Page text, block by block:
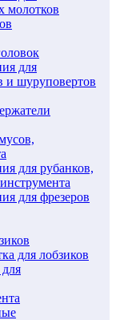
молотков
для
и шуруповертов
для рубанков,
для фрезеров
для лобзиков